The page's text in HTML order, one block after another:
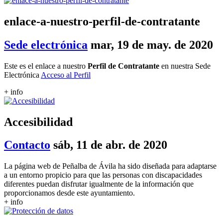
enlace-a-nuestro-perfil-de-contratante
Sede electrónica mar, 19 de may. de 2020
Este es el enlace a nuestro Perfil de Contratante en nuestra Sede
Electrónica Acceso al Perfil
+ info
Accesibilidad
Contacto sáb, 11 de abr. de 2020
La página web de Peñalba de Ávila ha sido diseñada para adaptarse
a un entorno propicio para que las personas con discapacidades
diferentes puedan disfrutar igualmente de la información que
proporcionamos desde este ayuntamiento.
+ info